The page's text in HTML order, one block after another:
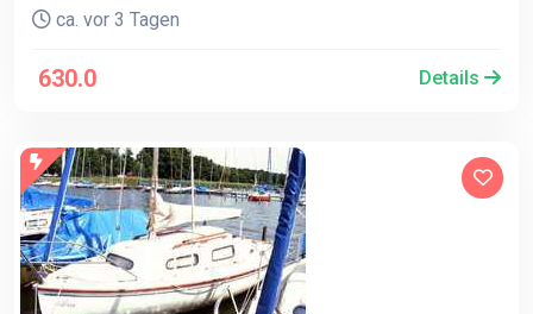
ca. vor 3 Tagen
630.0 Details